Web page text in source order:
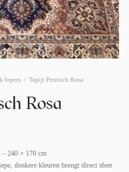
lopers / Tapijt Perzisch Rosa
Rosa
240 × 170 cm
donkere kleuren brengt direct sfeer